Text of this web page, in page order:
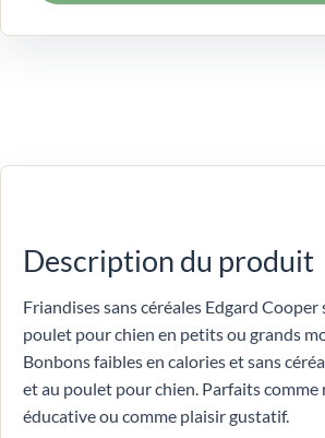
Description du produit
Friandises sans céréales Edgard Cooper
poulet pour chien en petits ou grands
Bonbons faibles en calories et sans
et au poulet pour chien. Parfaits comme
éducative ou comme plaisir gustatif.